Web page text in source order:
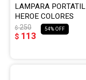
LAMPARA PORTATIL
HEROE COLORES
$ 113
$250 54